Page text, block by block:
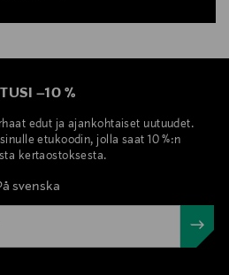
–10 %
edut ja ajankohtaiset uutuudet.
etukoodin, jolla saat 10 %:n
kertaostoksesta.
svenska